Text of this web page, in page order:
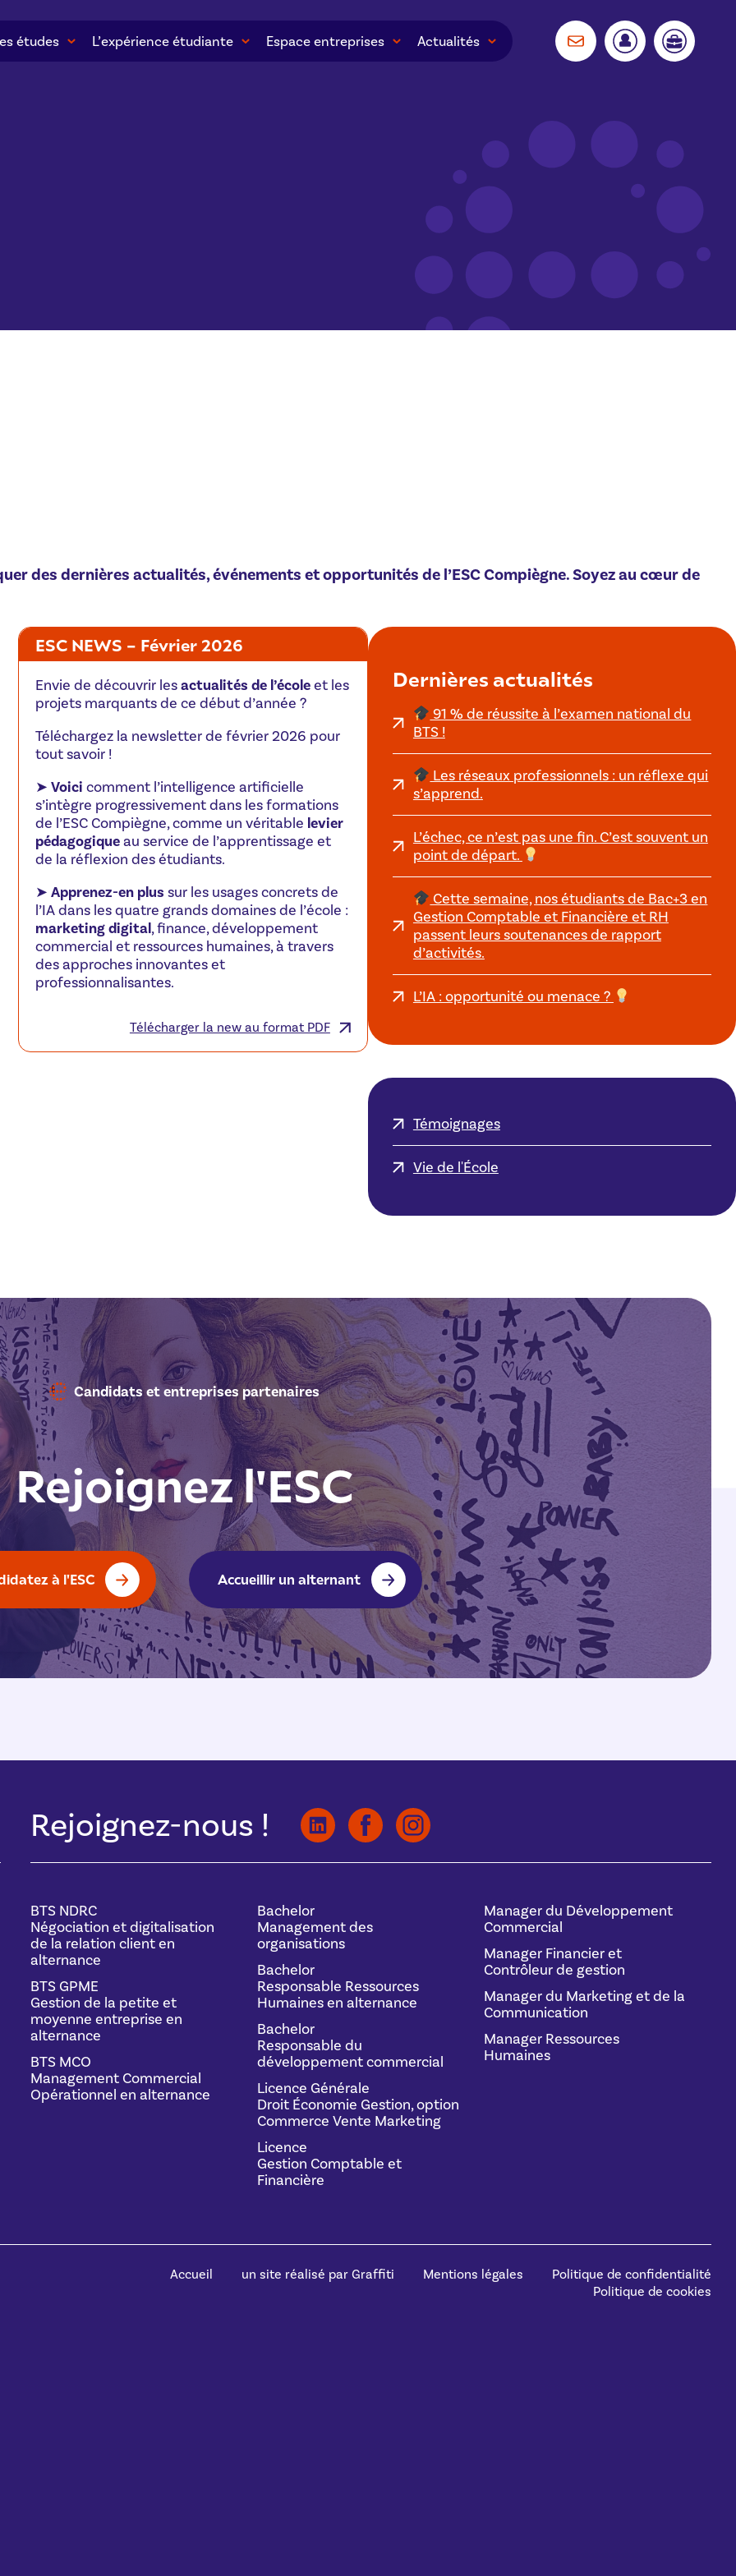
études L’expérience étudiante Espace entreprises Actualités
des dernières actualités, événements et opportunités de l’ESC Compiègne. Soyez au cœur de
ESC NEWS – Février 2026
Envie de découvrir lesactualités de l’écoleet les
projets marquants de ce début d’année ?
Téléchargez la newsletter de février 2026 pour
tout savoir !
➤Voicicomment l’intelligence artificielle
s’intègre progressivement dans les formations
de l’ESC Compiègne, comme un véritable levier
pédagogiqueau service de l’apprentissage et
de la réflexion des étudiants.
➤Apprenez-en plus sur les usages concrets de
l’IA dans les quatre grands domaines de l’école :
marketing digital, finance, développement
commercial et ressources humaines, à travers
des approches innovantes et
professionnalisantes.
Télécharger la new au format PDF
Dernières actualités
91 % de réussite à l’examen national du
BTS !
Les réseaux professionnels : un réflexe qui
s’apprend.
L’échec, ce n’est pas une fin. C’est souvent un
point de départ.
Cette semaine, nos étudiants de Bac+3 en
Gestion Comptable et Financière et RH
passent leurs soutenances de rapport
d’activités.
L’IA : opportunité ou menace ?
Témoignages
Vie de l'École
Candidats et entreprises partenaires
Rejoignez l'ESC
à l'ESC Accueillir un alternant
Rejoignez-nous !
BTS NDRC
Négociation et digitalisation
de la relation client en
alternance
BTS GPME
Gestion de la petite et
moyenne entreprise en
alternance
BTS MCO
Management Commercial
Opérationnel en alternance
Bachelor
Management des
organisations
Bachelor
Responsable Ressources
Humaines en alternance
Bachelor
Responsable du
développement commercial
Licence Générale
Droit Économie Gestion, option
Commerce Vente Marketing
Licence
Gestion Comptable et
Financière
Manager du Développement
Commercial
Manager Financier et
Contrôleur de gestion
Manager du Marketing et de la
Communication
Manager Ressources
Humaines
Accueil un site réalisé par Graffiti Mentions légales
Politique de confidentialité
Politique de cookies